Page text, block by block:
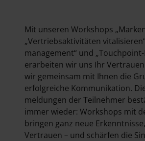
Mit unseren Workshops
„Vertriebs­aktivitäten
management“ und
erarbeiten wir uns Ihr
wir gemeinsam mit Ihnen die
erfolgreiche Kommunikation.
meldungen der Teilnehmer
immer wieder: Workshops mit
bringen ganz neue
Vertrauen – und schärfen die